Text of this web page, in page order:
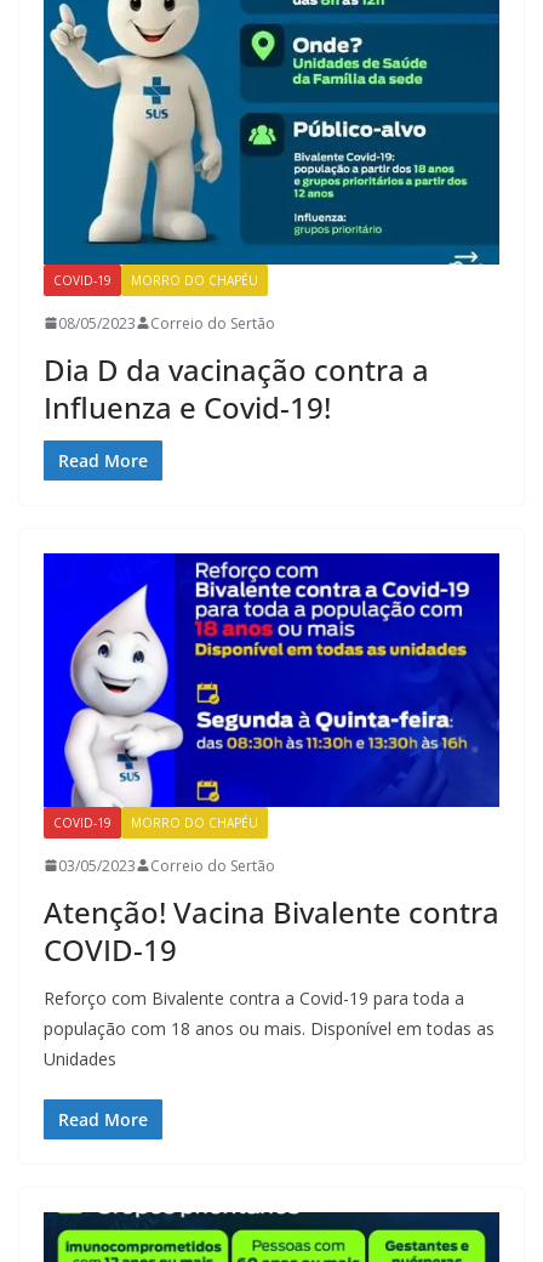
COVID-19 MORRO DO CHAPÉU
08/05/2023 Correio do Sertão
Dia D da vacinação contra a
Influenza e Covid-19!
Read More
COVID-19 MORRO DO CHAPÉU
03/05/2023 Correio do Sertão
Atenção! Vacina Bivalente contra
COVID-19
Reforço com Bivalente contra a Covid-19 para toda a
população com 18 anos ou mais. Disponível em todas as
Unidades
Read More